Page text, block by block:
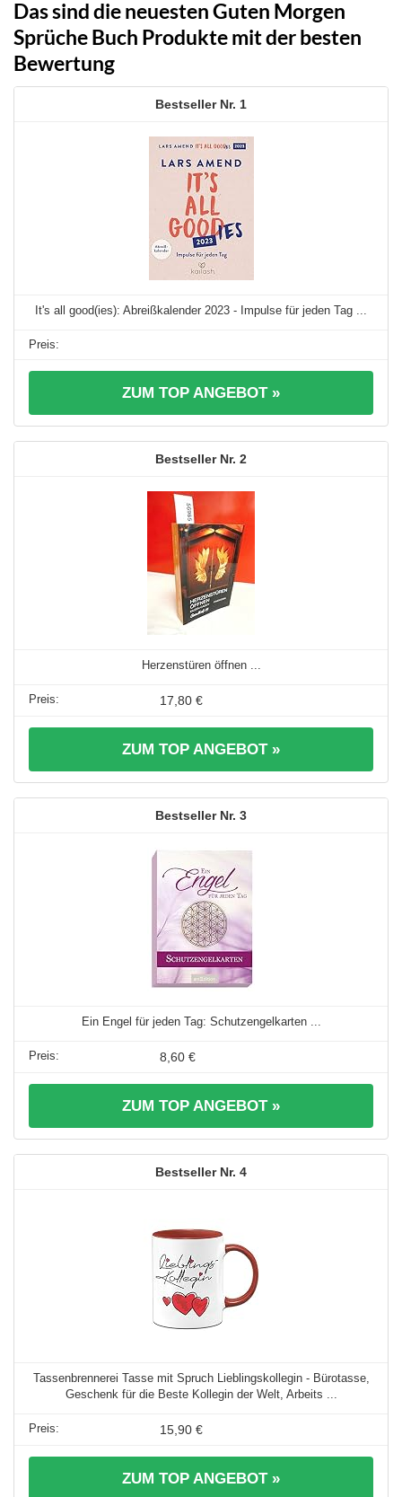
Das sind die neuesten Guten Morgen
Sprüche Buch Produkte mit der besten
Bewertung
1
It's all good(ies): Abreißkalender 2023 - Impulse für jeden Tag ...
ZUM TOP ANGEBOT »
2
Herzenstüren öffnen ...
17,80 €
ZUM TOP ANGEBOT »
3
Ein Engel für jeden Tag: Schutzengelkarten ...
8,60 €
ZUM TOP ANGEBOT »
4
Tassenbrennerei Tasse mit Spruch Lieblingskollegin - Bürotasse,
Geschenk für die Beste Kollegin der Welt, Arbeits ...
15,90 €
ZUM TOP ANGEBOT »